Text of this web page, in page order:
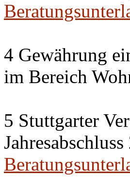
4 Gewährung
im Bereich
5 Stuttgarter
Jahresabschluss